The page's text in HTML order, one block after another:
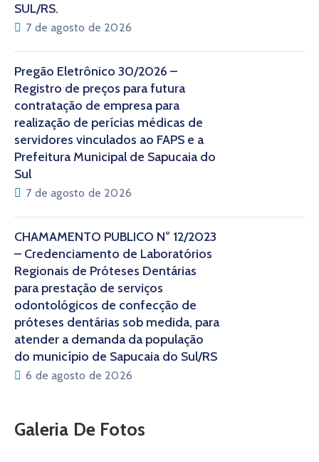
SUL/RS.
7 de agosto de 2026
Pregão Eletrônico 30/2026 –
Registro de preços para futura
contratação de empresa para
realização de perícias médicas de
servidores vinculados ao FAPS e a
Prefeitura Municipal de Sapucaia do
Sul
7 de agosto de 2026
CHAMAMENTO PÚBLICO N° 12/2023
– Credenciamento de Laboratórios
Regionais de Próteses Dentárias
para prestação de serviços
odontológicos de confecção de
próteses dentárias sob medida, para
atender a demanda da população
do município de Sapucaia do Sul/RS
6 de agosto de 2026
Galeria De Fotos